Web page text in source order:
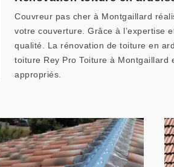
Couvreur pas cher à Montgaillard
votre couverture. Grâce à l’expertise
qualité. La rénovation de toiture en
toiture Rey Pro Toiture à
appropriés.